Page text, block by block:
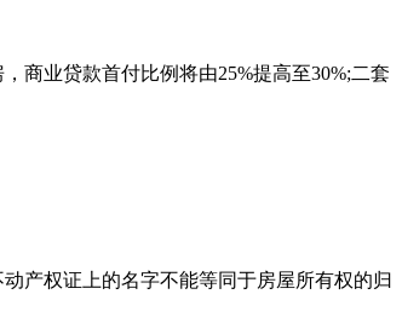
商业贷款首付比例将由25%提高至30%;二套
产权证上的名字不能等同于房屋所有权的归